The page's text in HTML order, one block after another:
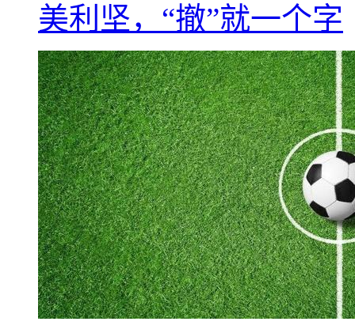
美利坚，“撤”就一个字